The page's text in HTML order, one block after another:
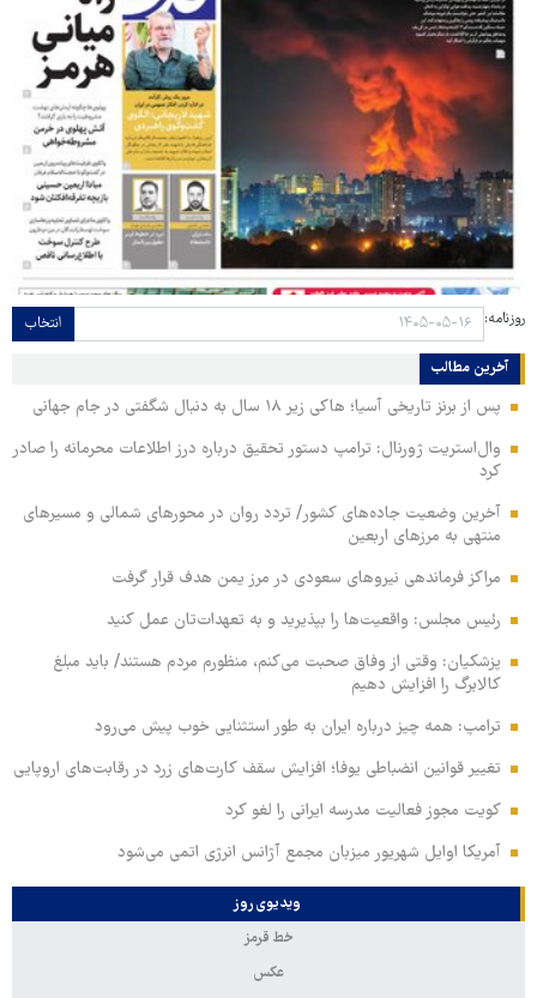
روزنامه: انتخاب
آخرین مطالب
پس از برنز تاریخی آسیا؛ هاکی زیر ۱۸ سال به دنبال شگفتی در جام جهانی
وال‌استریت ژورنال: ترامپ دستور تحقیق درباره درز اطلاعات محرمانه را صادر
کرد
آخرین وضعیت جاده‌های کشور/ تردد روان در محورهای شمالی و مسیرهای
منتهی به مرزهای اربعین
مراکز فرماندهی نیروهای سعودی در مرز یمن هدف قرار گرفت
رئیس مجلس: واقعیت‌ها را بپذیرید و به تعهدات‌تان عمل کنید
پزشکیان: وقتی از وفاق صحبت می‌کنم، منظورم مردم هستند/ باید مبلغ
کالابرگ را افزایش دهیم
ترامپ: همه چیز درباره ایران به طور استثنایی خوب پیش می‌رود
تغییر قوانین انضباطی یوفا؛ افزایش سقف کارت‌های زرد در رقابت‌های اروپایی
کویت مجوز فعالیت مدرسه ایرانی را لغو کرد
آمریکا اوایل شهریور میزبان مجمع آژانس انرژی اتمی می‌شود
ویدیوی روز
خط قرمز
عکس